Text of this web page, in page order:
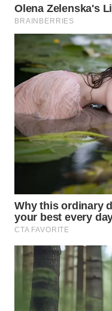
NEWS
WAHANA
WAHANA
ADVOKAT
WAHANA
INFRASTRUKTUR
KONSUMEN
WAHANA
LISTRIK
WAHANA
TRAVEL
WAHANA